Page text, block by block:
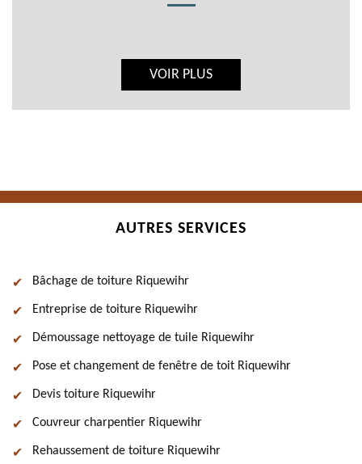
VOIR PLUS
AUTRES SERVICES
Bâchage de toiture Riquewihr
Entreprise de toiture Riquewihr
Démoussage nettoyage de tuile Riquewihr
Pose et changement de fenêtre de toit Riquewihr
Devis toiture Riquewihr
Couvreur charpentier Riquewihr
Rehaussement de toiture Riquewihr